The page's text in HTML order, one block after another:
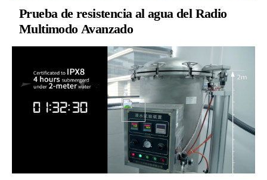
Prueba de resistencia al agua del Radio
Multimodo Avanzado